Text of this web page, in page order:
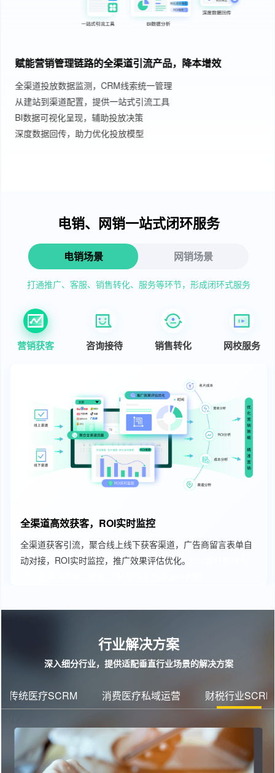
赋能营销管理链路的全渠道引流产品，降本增效
全渠道投放数据监测，CRM线索统一管理
从建站到渠道配置，提供一站式引流工具
BI数据可视化呈现，辅助投放决策
深度数据回传，助力优化投放模型
电销、网销一站式闭环服务
电销场景 网销场景
打通推广、客服、销售转化、服务等环节，形成闭环式服务
营销获客 咨询接待 销售转化 网校服务
全渠道高效获客，ROI实时监控
全渠道获客引流，聚合线上线下获客渠道，广告商留言表单自
动对接，ROI实时监控，推广效果评估优化。
行业解决方案
深入细分行业，提供适配垂直行业场景的解决方案
传统医疗SCRM 消费医疗私域运营 财税行业SCRM